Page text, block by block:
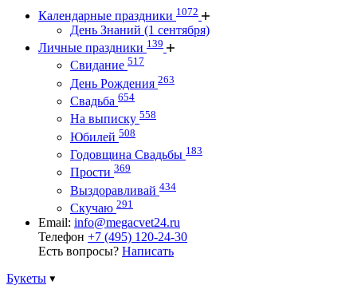
Календарные праздники 1072
День Знаний (1 сентября)
Личные праздники 139
Свидание 517
День Рождения 263
Свадьба 654
На выписку 558
Юбилей 508
Годовщина Свадьбы 183
Прости 369
Выздоравливай 434
Скучаю 291
Email: info@megacvet24.ru
Телефон +7 (495) 120-24-30
Есть вопросы? Написать
Букеты